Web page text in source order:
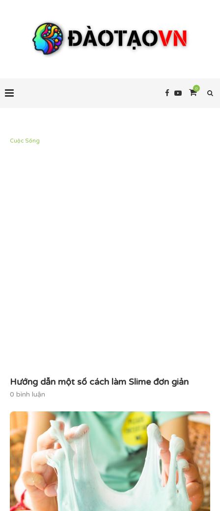
0
Cuộc Sống
Hướng dẫn một số cách làm Slime đơn giản
0 bình luận